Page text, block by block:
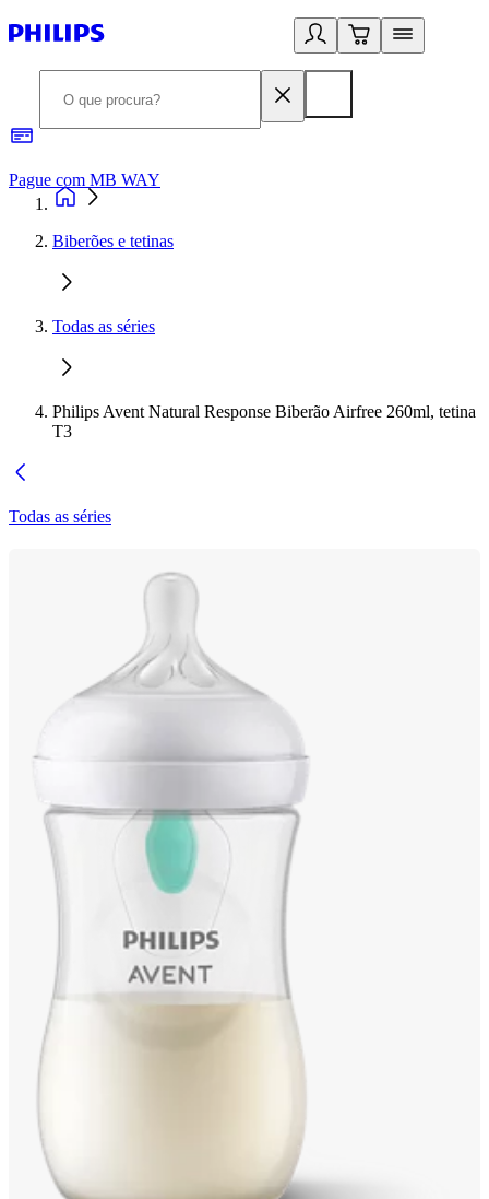
Pague com MB WAY
Biberões e tetinas
Todas as séries
Philips Avent Natural Response Biberão Airfree 260ml, tetina
T3
Todas as séries